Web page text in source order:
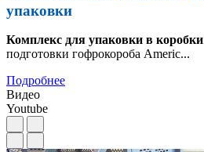
упаковки
Комплекс для упаковки в коробки
подготовки гофрокороба Americ...
Подробнее
Видео
Youtube